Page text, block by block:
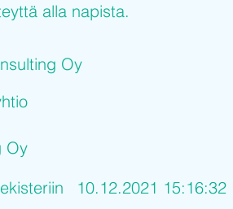
alla napista.
Oy
10.12.2021 15:16:32
Oy